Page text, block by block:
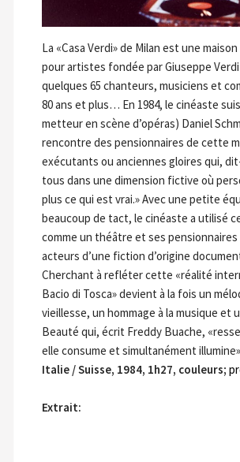
La «Casa Verdi» de Milan est une
pour artistes fondée par Giuseppe
quelques 65 chanteurs, musiciens et
80 ans et plus… En 1984, le cinéaste
metteur en scène d’opéras) Daniel
rencontre des pensionnaires de cette
exécutants ou anciennes gloires qui,
tous dans une dimension fictive où
plus ce qui est vrai.» Avec une petite
beaucoup de tact, le cinéaste a utilisé
comme un théâtre et ses pensionnaires
acteurs d’une fiction d’origine
Cherchant à refléter cette «réalité
Bacio di Tosca» devient à la fois un
vieillesse, un hommage à la musique et
Beauté qui, écrit Freddy Buache,
elle consume et simultanément
Italie / Suisse, 1984, 1h27, couleurs;
Extrait: